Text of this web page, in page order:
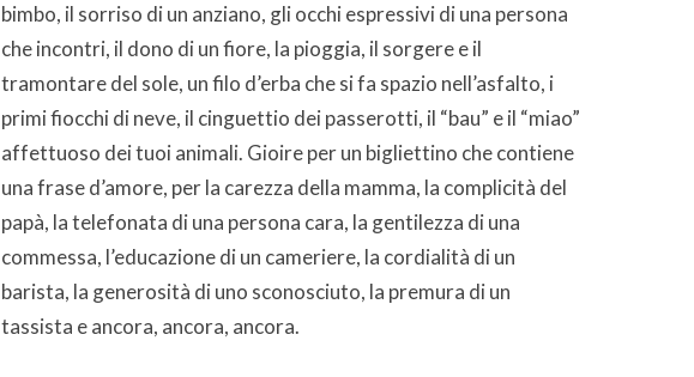
bimbo, il sorriso di un anziano, gli occhi espressivi di una persona
che incontri, il dono di un fiore, la pioggia, il sorgere e il
tramontare del sole, un filo d’erba che si fa spazio nell’asfalto, i
primi fiocchi di neve, il cinguettio dei passerotti, il “bau” e il “miao”
affettuoso dei tuoi animali. Gioire per un bigliettino che contiene
una frase d’amore, per la carezza della mamma, la complicità del
papà, la telefonata di una persona cara, la gentilezza di una
commessa, l’educazione di un cameriere, la cordialità di un
barista, la generosità di uno sconosciuto, la premura di un
tassista e ancora, ancora, ancora.